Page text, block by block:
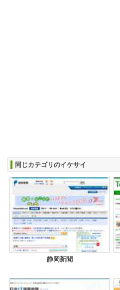
同じカテゴリのイケサイ
静岡新聞